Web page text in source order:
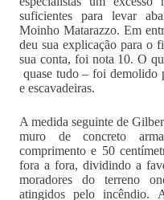
suficientes para levar
Moinho Matarazzo. Em
deu sua explicação para o
sua conta, foi nota 10. O
quase tudo – foi demolido
e escavadeiras.
A medida seguinte de
muro de concreto
comprimento e 50
fora a fora, dividindo a
moradores do terreno
atingidos pelo incêndio.